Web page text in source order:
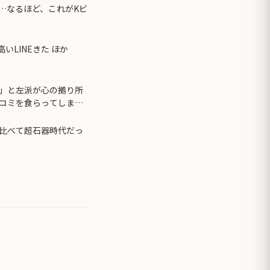
なるほど、これがKビ
いLINEきた ほか
と左派が心の拠り所
ミを食らってしまっ
べて超石器時代だっ